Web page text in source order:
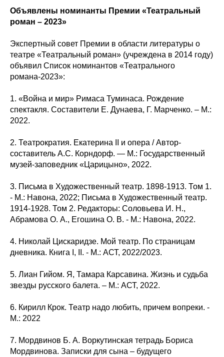
Объявлены номинанты Премии «Театральный
роман – 2023»
Экспертный совет Премии в области литературы о
театре «Театральный роман» (учреждена в 2014 году)
объявил Список номинантов «Театрального
романа-2023»:
1. «Война и мир» Римаса Туминаса. Рождение
спектакля. Составители Е. Дунаева, Г. Марченко. – М.:
2022.
2. Театрократия. Екатерина II и опера / Автор-
составитель А.С. Корндорф. — М.: Государственный
музей-заповедник «Царицыно», 2022.
3. Письма в Художественный театр. 1898-1913. Том 1.
- М.: Навона, 2022; Письма в Художественный театр.
1914-1928. Том 2. Редакторы: Соловьева И. Н.,
Абрамова О. А., Егошина О. В. - М.: Навона, 2022.
4. Николай Цискаридзе. Мой театр. По страницам
дневника. Книга I, II. - М.: АСТ, 2022/2023.
5. Лиан Гийом. Я, Тамара Карсавина. Жизнь и судьба
звезды русского балета. – М.: АСТ, 2022.
6. Кирилл Крок. Театр надо любить, причем вопреки. -
М.: 2022
7. Мордвинов Б. А. Воркутинская тетрадь Бориса
Мордвинова. Записки для сына – будущего